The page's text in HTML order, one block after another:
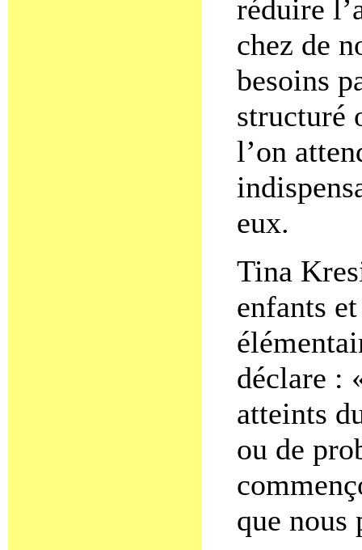
réduire
chez de
besoins
structuré
l’on
eux.
Tina
enfants
déclare :
atteints
ou de
que nous